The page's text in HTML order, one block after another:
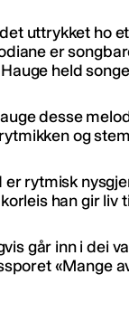
uttrykket ho
er
held
desse
og
rytmisk
han gir
går inn i dei
«Mange